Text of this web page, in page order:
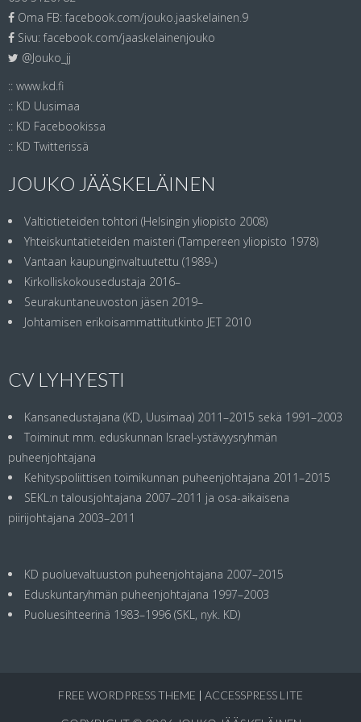
Oma FB: facebook.com/jouko.jaaskelainen.9
Sivu: facebook.com/jaaskelainenjouko
@Jouko_jj
:: www.kd.fi
:: KD Uusimaa
:: KD Facebookissa
:: KD Twitterissä
JOUKO JÄÄSKELÄINEN
Valtiotieteiden tohtori (Helsingin yliopisto 2008)
Yhteiskuntatieteiden maisteri (Tampereen yliopisto 1978)
Vantaan kaupunginvaltuutettu (1989-)
Kirkolliskokousedustaja 2016–
Seurakuntaneuvoston jäsen 2019–
Johtamisen erikoisammattitutkinto JET 2010
CV LYHYESTI
Kansanedustajana (KD, Uusimaa) 2011–2015 sekä 1991–2003
Toiminut mm. eduskunnan Israel-ystävyysryhmän
puheenjohtajana
Kehityspoliittisen toimikunnan puheenjohtajana 2011–2015
SEKL:n talousjohtajana 2007–2011 ja osa-aikaisena
piirijohtajana 2003–2011
KD puoluevaltuuston puheenjohtajana 2007–2015
Eduskuntaryhmän puheenjohtajana 1997–2003
Puoluesihteerinä 1983–1996 (SKL, nyk. KD)
FREE WORDPRESS THEME | ACCESSPRESS LITE